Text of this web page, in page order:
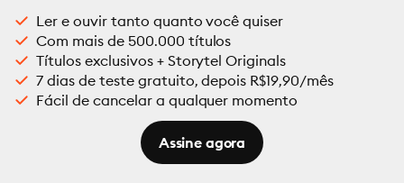
Ler e ouvir tanto quanto você quiser
Com mais de 500.000 títulos
Títulos exclusivos + Storytel Originals
7 dias de teste gratuito, depois R$19,90/mês
Fácil de cancelar a qualquer momento
Assine agora